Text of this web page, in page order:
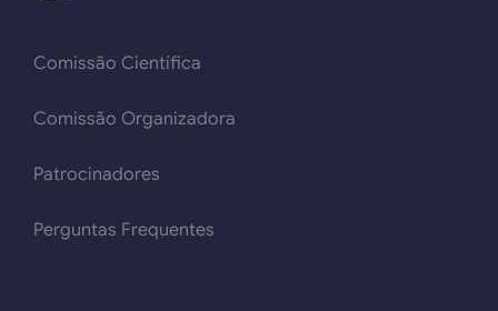
Comissão Científica
Comissão Organizadora
Patrocinadores
Perguntas Frequentes